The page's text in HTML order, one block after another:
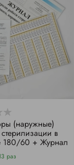
(наружные)
в
180/60 + Журнал
раз